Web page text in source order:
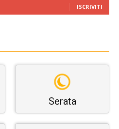
ISCRIVITI
Serata